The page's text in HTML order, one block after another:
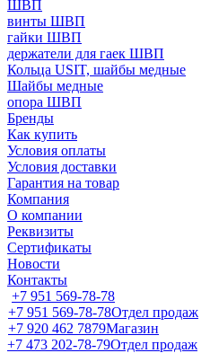
ШВП
винты ШВП
гайки ШВП
держатели для гаек ШВП
Кольца USIT, шайбы медные
Шайбы медные
опора ШВП
Бренды
Как купить
Условия оплаты
Условия доставки
Гарантия на товар
Компания
О компании
Реквизиты
Сертификаты
Новости
Контакты
+7 951 569-78-78
+7 951 569-78-78Отдел продаж
+7 920 462 7879Магазин
+7 473 202-78-79Отдел продаж